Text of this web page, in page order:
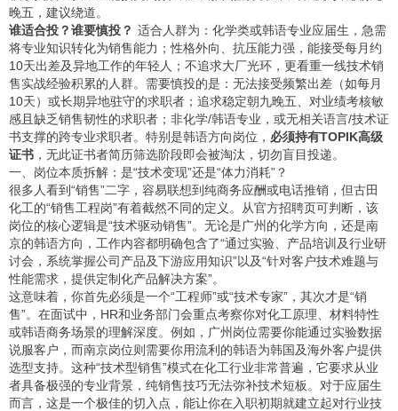
晚五，建议绕道。
谁适合投？谁要慎投？ 适合人群为：化学类或韩语专业应届生，急需
将专业知识转化为销售能力；性格外向、抗压能力强，能接受每月约
10天出差及异地工作的年轻人；不追求大厂光环，更看重一线技术销
售实战经验积累的人群。需要慎投的是：无法接受频繁出差（如每月
10天）或长期异地驻守的求职者；追求稳定朝九晚五、对业绩考核敏
感且缺乏销售韧性的求职者；非化学/韩语专业，或无相关语言/技术证
书支撑的跨专业求职者。特别是韩语方向岗位， 必须持有TOPIK高级
证书 ，无此证书者简历筛选阶段即会被淘汰，切勿盲目投递。
一、岗位本质拆解：是“技术变现”还是“体力消耗”？
很多人看到“销售”二字，容易联想到纯商务应酬或电话推销，但古田
化工的“销售工程岗”有着截然不同的定义。从官方招聘页可判断，该
岗位的核心逻辑是“技术驱动销售”。无论是广州的化学方向，还是南
京的韩语方向，工作内容都明确包含了“通过实验、产品培训及行业研
讨会，系统掌握公司产品及下游应用知识”以及“针对客户技术难题与
性能需求，提供定制化产品解决方案”。
这意味着，你首先必须是一个“工程师”或“技术专家”，其次才是“销
售”。在面试中，HR和业务部门会重点考察你对化工原理、材料特性
或韩语商务场景的理解深度。例如，广州岗位需要你能通过实验数据
说服客户，而南京岗位则需要你用流利的韩语为韩国及海外客户提供
选型支持。这种“技术型销售”模式在化工行业非常普遍，它要求从业
者具备极强的专业背景，纯销售技巧无法弥补技术短板。对于应届生
而言，这是一个极佳的切入点，能让你在入职初期就建立起对行业技